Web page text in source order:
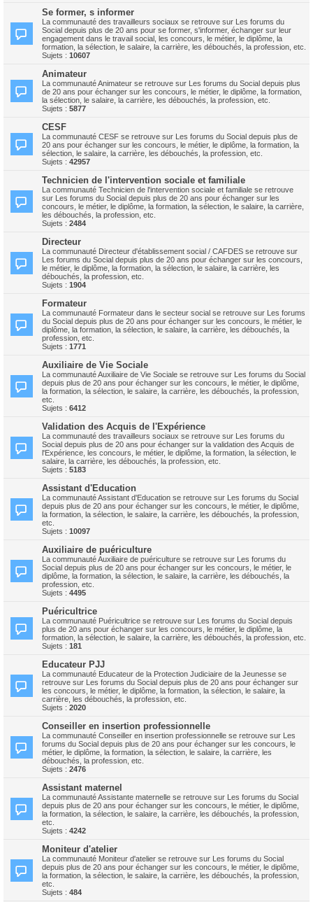
Se former, s informer
La communauté des travailleurs sociaux se retrouve sur Les forums du
Social depuis plus de 20 ans pour se former, s'informer, échanger sur leur
engagement dans le travail social, les concours, le métier, le diplôme, la
formation, la sélection, le salaire, la carrière, les débouchés, la profession, etc.
Sujets : 10607
Animateur
La communauté Animateur se retrouve sur Les forums du Social depuis plus
de 20 ans pour échanger sur les concours, le métier, le diplôme, la formation,
la sélection, le salaire, la carrière, les débouchés, la profession, etc.
Sujets : 5877
CESF
La communauté CESF se retrouve sur Les forums du Social depuis plus de
20 ans pour échanger sur les concours, le métier, le diplôme, la formation, la
sélection, le salaire, la carrière, les débouchés, la profession, etc.
Sujets : 42957
Technicien de l'intervention sociale et familiale
La communauté Technicien de l'intervention sociale et familiale se retrouve
sur Les forums du Social depuis plus de 20 ans pour échanger sur les
concours, le métier, le diplôme, la formation, la sélection, le salaire, la carrière,
les débouchés, la profession, etc.
Sujets : 2484
Directeur
La communauté Directeur d'établissement social / CAFDES se retrouve sur
Les forums du Social depuis plus de 20 ans pour échanger sur les concours,
le métier, le diplôme, la formation, la sélection, le salaire, la carrière, les
débouchés, la profession, etc.
Sujets : 1904
Formateur
La communauté Formateur dans le secteur social se retrouve sur Les forums
du Social depuis plus de 20 ans pour échanger sur les concours, le métier, le
diplôme, la formation, la sélection, le salaire, la carrière, les débouchés, la
profession, etc.
Sujets : 1771
Auxiliaire de Vie Sociale
La communauté Auxiliaire de Vie Sociale se retrouve sur Les forums du Social
depuis plus de 20 ans pour échanger sur les concours, le métier, le diplôme,
la formation, la sélection, le salaire, la carrière, les débouchés, la profession,
etc.
Sujets : 6412
Validation des Acquis de l'Expérience
La communauté des travailleurs sociaux se retrouve sur Les forums du
Social depuis plus de 20 ans pour échanger sur la validation des Acquis de
l'Expérience, les concours, le métier, le diplôme, la formation, la sélection, le
salaire, la carrière, les débouchés, la profession, etc.
Sujets : 5183
Assistant d'Education
La communauté Assistant d'Education se retrouve sur Les forums du Social
depuis plus de 20 ans pour échanger sur les concours, le métier, le diplôme,
la formation, la sélection, le salaire, la carrière, les débouchés, la profession,
etc.
Sujets : 10097
Auxiliaire de puériculture
La communauté Auxiliaire de puériculture se retrouve sur Les forums du
Social depuis plus de 20 ans pour échanger sur les concours, le métier, le
diplôme, la formation, la sélection, le salaire, la carrière, les débouchés, la
profession, etc.
Sujets : 4495
Puéricultrice
La communauté Puéricultrice se retrouve sur Les forums du Social depuis
plus de 20 ans pour échanger sur les concours, le métier, le diplôme, la
formation, la sélection, le salaire, la carrière, les débouchés, la profession, etc.
Sujets : 181
Educateur PJJ
La communauté Educateur de la Protection Judiciaire de la Jeunesse se
retrouve sur Les forums du Social depuis plus de 20 ans pour échanger sur
les concours, le métier, le diplôme, la formation, la sélection, le salaire, la
carrière, les débouchés, la profession, etc.
Sujets : 2020
Conseiller en insertion professionnelle
La communauté Conseiller en insertion professionnelle se retrouve sur Les
forums du Social depuis plus de 20 ans pour échanger sur les concours, le
métier, le diplôme, la formation, la sélection, le salaire, la carrière, les
débouchés, la profession, etc.
Sujets : 2476
Assistant maternel
La communauté Assistante maternelle se retrouve sur Les forums du Social
depuis plus de 20 ans pour échanger sur les concours, le métier, le diplôme,
la formation, la sélection, le salaire, la carrière, les débouchés, la profession,
etc.
Sujets : 4242
Moniteur d'atelier
La communauté Moniteur d'atelier se retrouve sur Les forums du Social
depuis plus de 20 ans pour échanger sur les concours, le métier, le diplôme,
la formation, la sélection, le salaire, la carrière, les débouchés, la profession,
etc.
Sujets : 484